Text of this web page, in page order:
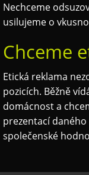
Nechceme
usilujeme o
Chceme
Etická reklama
pozicích. Běžně
domácnost a
prezentací
společenské